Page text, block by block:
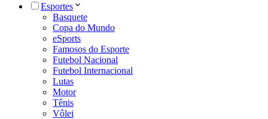
Esportes
Basquete
Copa do Mundo
eSports
Famosos do Esporte
Futebol Nacional
Futebol Internacional
Lutas
Motor
Tênis
Vôlei